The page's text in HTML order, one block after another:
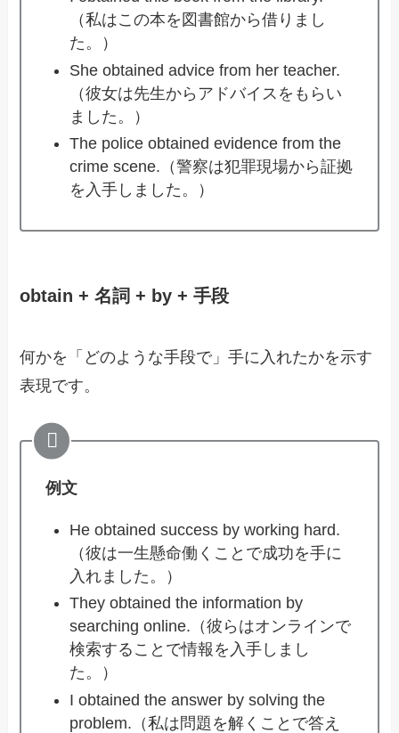
（私はこの本を図書館から借りまし
た。）
She obtained advice from her teacher.
（彼女は先生からアドバイスをもらい
ました。）
The police obtained evidence from the
crime scene.（警察は犯罪現場から証拠
を入手しました。）
obtain + 名詞 + by + 手段
何かを「どのような手段で」手に入れたかを示す
表現です。
例文
He obtained success by working hard.
（彼は一生懸命働くことで成功を手に
入れました。）
They obtained the information by
searching online.（彼らはオンラインで
検索することで情報を入手しまし
た。）
I obtained the answer by solving the
problem.（私は問題を解くことで答え